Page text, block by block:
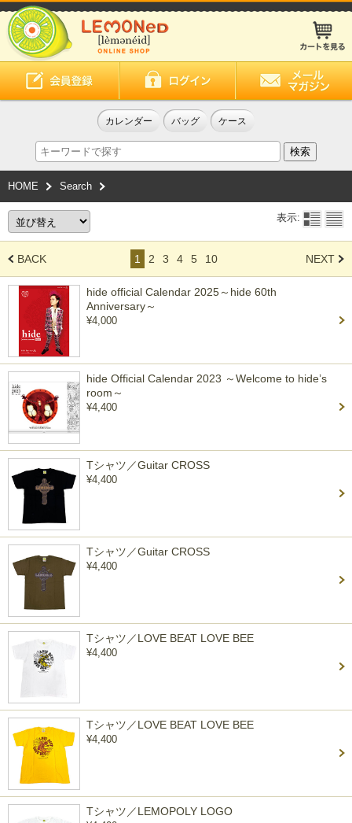
カレンダー バッグ ケース
HOME Search
表示:
BACK 1 2 3 4 5 10 NEXT
hide official Calendar 2025～hide 60th
Anniversary～
¥4,000
hide Official Calendar 2023 ～Welcome to hide’s
room～
¥4,400
Tシャツ／Guitar CROSS
¥4,400
Tシャツ／Guitar CROSS
¥4,400
Tシャツ／LOVE BEAT LOVE BEE
¥4,400
Tシャツ／LOVE BEAT LOVE BEE
¥4,400
Tシャツ／LEMOPOLY LOGO